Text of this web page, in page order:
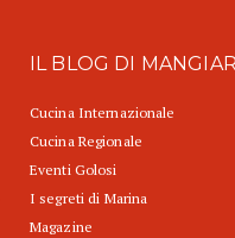
IL BLOG DI
Cucina Internazionale
Cucina Regionale
Eventi Golosi
I segreti di Marina
Magazine